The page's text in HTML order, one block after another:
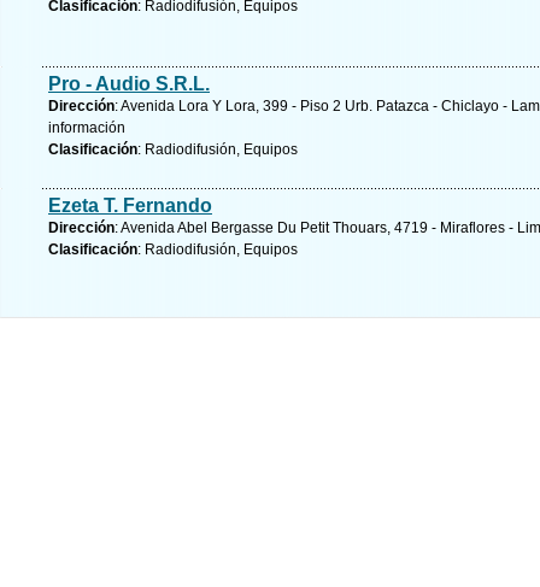
Clasificación: Radiodifusión, Equipos
Pro - Audio S.R.L.
Dirección: Avenida Lora Y Lora, 399 - Piso 2 Urb. Patazca - Chiclayo -
información
Clasificación: Radiodifusión, Equipos
Ezeta T. Fernando
Dirección: Avenida Abel Bergasse Du Petit Thouars, 4719 - Miraflores -
Clasificación: Radiodifusión, Equipos